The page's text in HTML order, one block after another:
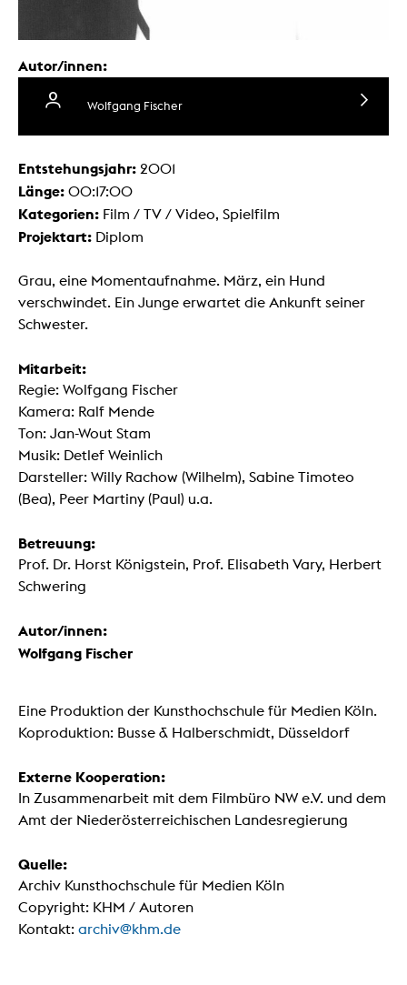
Autor/innen:
Wolfgang Fischer
Entstehungsjahr: 2001
Länge: 00:17:00
Kategorien: Film / TV / Video, Spielfilm
Projektart: Diplom
Grau, eine Momentaufnahme. März, ein Hund
verschwindet. Ein Junge erwartet die Ankunft seiner
Schwester.
Mitarbeit:
Regie: Wolfgang Fischer
Kamera: Ralf Mende
Ton: Jan-Wout Stam
Musik: Detlef Weinlich
Darsteller: Willy Rachow (Wilhelm), Sabine Timoteo
(Bea), Peer Martiny (Paul) u.a.
Betreuung:
Prof. Dr. Horst Königstein, Prof. Elisabeth Vary, Herbert
Schwering
Autor/innen:
Wolfgang Fischer
Eine Produktion der Kunsthochschule für Medien Köln.
Koproduktion: Busse & Halberschmidt, Düsseldorf
Externe Kooperation:
In Zusammenarbeit mit dem Filmbüro NW e.V. und dem
Amt der Niederösterreichischen Landesregierung
Quelle:
Archiv Kunsthochschule für Medien Köln
Copyright: KHM / Autoren
Kontakt: archiv@khm.de